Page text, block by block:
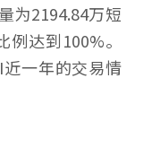
为2194.84万短
达到100%。
近一年的交易情